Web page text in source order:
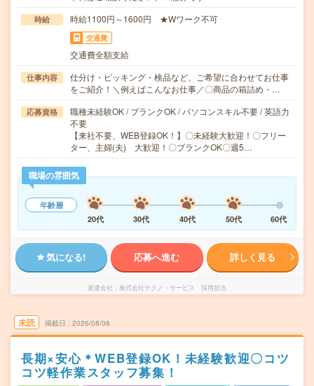
時給 時給1100円～1600円 ★Wワーク不可
交通費
交通費全額支給
仕事内容
仕分け・ピッキング・検品など、ご希望に合わせてお仕事
をご紹介！＼例えばこんなお仕事／〇商品の箱詰め・…
応募資格
職種未経験OK / ブランクOK / パソコンスキル不要 / 英語力
不要
【来社不要、WEB登録OK！】〇未経験大歓迎！〇フリー
ター、主婦(夫) 大歓迎！〇ブランクOK〇週5…
職場の雰囲気
年齢層
20代
30代 40代 50代 60代
気になる! 応募へ進む 詳しく見る
派遣会社 株式会社テクノ・サービス 採用担当
未読 掲載日 2026/08/08
長期×安心＊WEB登録OK！未経験歓迎〇コツ
コツ軽作業スタッフ募集！